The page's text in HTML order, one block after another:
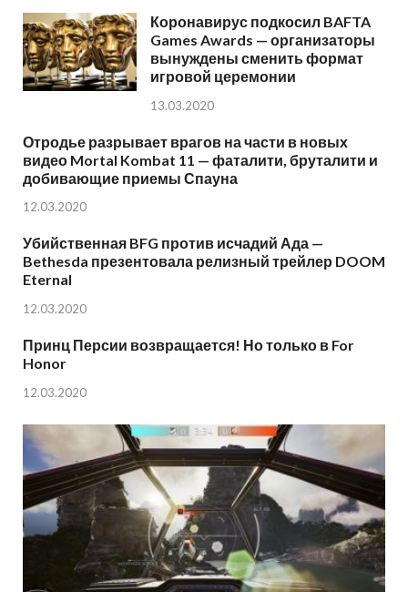
Коронавирус подкосил BAFTA
Games Awards — организаторы
вынуждены сменить формат
игровой церемонии
13.03.2020
Отродье разрывает врагов на части в новых
видео Mortal Kombat 11 — фаталити, бруталити и
добивающие приемы Спауна
12.03.2020
Убийственная BFG против исчадий Ада —
Bethesda презентовала релизный трейлер DOOM
Eternal
12.03.2020
Принц Персии возвращается! Но только в For
Honor
12.03.2020